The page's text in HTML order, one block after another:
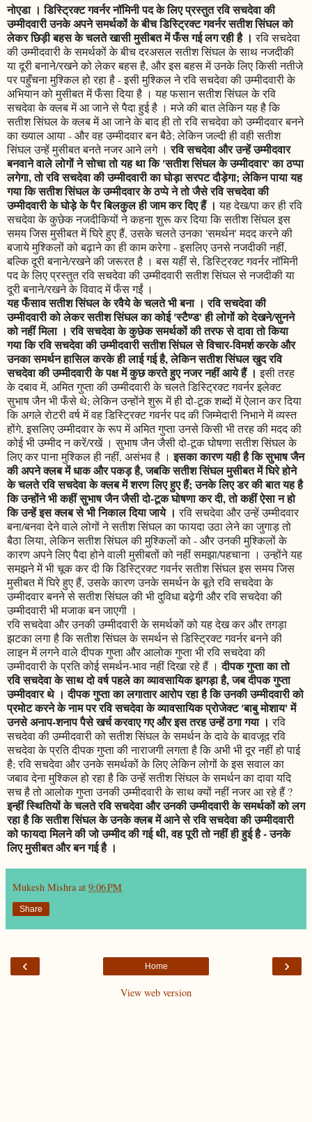
नोएडा । डिस्ट्रिक्ट गवर्नर नॉमिनी पद के लिए प्रस्तुत रवि सचदेवा की
उम्मीदवारी उनके अपने समर्थकों के बीच डिस्ट्रिक्ट गवर्नर सतीश सिंघल को
लेकर छिड़ी बहस के चलते खासी मुसीबत में फँस गई लग रही है ।रवि सचदेवा
की उम्मीदवारी के समर्थकों के बीच दरअसल सतीश सिंघल के साथ नजदीकी
या दूरी बनाने/रखने को लेकर बहस है, और इस बहस में उनके लिए किसी नतीजे
पर पहुँचना मुश्किल हो रहा है - इसी मुश्किल ने रवि सचदेवा की उम्मीदवारी के
अभियान को मुसीबत में फँसा दिया है । यह फसान सतीश सिंघल के रवि
सचदेवा के क्लब में आ जाने से पैदा हुई है । मजे की बात लेकिन यह है कि
सतीश सिंघल के क्लब में आ जाने के बाद ही तो रवि सचदेवा को उम्मीदवार बनने
का ख्याल आया - और वह उम्मीदवार बन बैठे; लेकिन जल्दी ही वही सतीश
सिंघल उन्हें मुसीबत बनते नजर आने लगे ।रवि सचदेवा और उन्हें उम्मीदवार
बनवाने वाले लोगों ने सोचा तो यह था कि 'सतीश सिंघल के उम्मीदवार' का ठप्पा
लगेगा, तो रवि सचदेवा की उम्मीदवारी का घोड़ा सरपट दौड़ेगा; लेकिन पाया यह
गया कि सतीश सिंघल के उम्मीदवार के ठप्पे ने तो जैसे रवि सचदेवा की
उम्मीदवारी के घोड़े के पैर बिलकुल ही जाम कर दिए हैं । यह देख/पा कर ही रवि
सचदेवा के कुछेक नजदीकियों ने कहना शुरू कर दिया कि सतीश सिंघल इस
समय जिस मुसीबत में घिरे हुए हैं, उसके चलते उनका 'समर्थन' मदद करने की
बजाये मुश्किलों को बढ़ाने का ही काम करेगा - इसलिए उनसे नजदीकी नहीं,
बल्कि दूरी बनाने/रखने की जरूरत है । बस यहीं से, डिस्ट्रिक्ट गवर्नर नॉमिनी
पद के लिए प्रस्तुत रवि सचदेवा की उम्मीदवारी सतीश सिंघल से नजदीकी या
दूरी बनाने/रखने के विवाद में फँस गईं ।
यह फँसाव सतीश सिंघल के रवैये के चलते भी बना । रवि सचदेवा की
उम्मीदवारी को लेकर सतीश सिंघल का कोई 'स्टैण्ड' ही लोगों को देखने/सुनने
को नहीं मिला । रवि सचदेवा के कुछेक समर्थकों की तरफ से दावा तो किया
गया कि रवि सचदेवा की उम्मीदवारी सतीश सिंघल से विचार-विमर्श करके और
उनका समर्थन हासिल करके ही लाई गई है, लेकिन सतीश सिंघल खुद रवि
सचदेवा की उम्मीदवारी के पक्ष में कुछ करते हुए नजर नहीं आये हैं । इसी तरह
के दबाव में, अमित गुप्ता की उम्मीदवारी के चलते डिस्ट्रिक्ट गवर्नर इलेक्ट
सुभाष जैन भी फँसे थे; लेकिन उन्होंने शुरू में ही दो-टूक शब्दों में ऐलान कर दिया
कि अगले रोटरी वर्ष में वह डिस्ट्रिक्ट गवर्नर पद की जिम्मेदारी निभाने में व्यस्त
होंगे, इसलिए उम्मीदवार के रूप में अमित गुप्ता उनसे किसी भी तरह की मदद की
कोई भी उम्मीद न करें/रखें । सुभाष जैन जैसी दो-टूक घोषणा सतीश सिंघल के
लिए कर पाना मुश्किल ही नहीं, असंभव है ।इसका कारण यही है कि सुभाष जैन
की अपने क्लब में धाक और पकड़ है, जबकि सतीश सिंघल मुसीबत में घिरे होने
के चलते रवि सचदेवा के क्लब में शरण लिए हुए हैं; उनके लिए डर की बात यह है
कि उन्होंने भी कहीं सुभाष जैन जैसी दो-टूक घोषणा कर दी, तो कहीं ऐसा न हो
कि उन्हें इस क्लब से भी निकाल दिया जाये । रवि सचदेवा और उन्हें उम्मीदवार
बना/बनवा देने वाले लोगों ने सतीश सिंघल का फायदा उठा लेने का जुगाड़ तो
बैठा लिया, लेकिन सतीश सिंघल की मुश्किलों को - और उनकी मुश्किलों के
कारण अपने लिए पैदा होने वाली मुसीबतों को नहीं समझा/पहचाना । उन्होंने यह
समझने में भी चूक कर दी कि डिस्ट्रिक्ट गवर्नर सतीश सिंघल इस समय जिस
मुसीबत में घिरे हुए हैं, उसके कारण उनके समर्थन के बूते रवि सचदेवा के
उम्मीदवार बनने से सतीश सिंघल की भी दुविधा बढ़ेगी और रवि सचदेवा की
उम्मीदवारी भी मजाक बन जाएगी ।
रवि सचदेवा और उनकी उम्मीदवारी के समर्थकों को यह देख कर और तगड़ा
झटका लगा है कि सतीश सिंघल के समर्थन से डिस्ट्रिक्ट गवर्नर बनने की
लाइन में लगने वाले दीपक गुप्ता और आलोक गुप्ता भी रवि सचदेवा की
उम्मीदवारी के प्रति कोई समर्थन-भाव नहीं दिखा रहे हैं ।दीपक गुप्ता का तो
रवि सचदेवा के साथ दो वर्ष पहले का व्यावसायिक झगड़ा है, जब दीपक गुप्ता
उम्मीदवार थे । दीपक गुप्ता का लगातार आरोप रहा है कि उनकी उम्मीदवारी को
प्रमोट करने के नाम पर रवि सचदेवा के व्यावसायिक प्रोजेक्ट 'बाबु मोशाय' में
उनसे अनाप-शनाप पैसे खर्च करवाए गए और इस तरह उन्हें ठगा गया । रवि
सचदेवा की उम्मीदवारी को सतीश सिंघल के समर्थन के दावे के बावजूद रवि
सचदेवा के प्रति दीपक गुप्ता की नाराजगी लगता है कि अभी भी दूर नहीं हो पाई
है; रवि सचदेवा और उनके समर्थकों के लिए लेकिन लोगों के इस सवाल का
जबाव देना मुश्किल हो रहा है कि उन्हें सतीश सिंघल के समर्थन का दावा यदि
सच है तो आलोक गुप्ता उनकी उम्मीदवारी के साथ क्यों नहीं नजर आ रहे हैं ?
इन्हीं स्थितियों के चलते रवि सचदेवा और उनकी उम्मीदवारी के समर्थकों को लग
रहा है कि सतीश सिंघल के उनके क्लब में आने से रवि सचदेवा की उम्मीदवारी
को फायदा मिलने की जो उम्मीद की गई थी, वह पूरी तो नहीं ही हुई है - उनके
लिए मुसीबत और बन गई है ।
Mukesh Mishra at 9:06 PM
Share
‹ ›
Home
View web version